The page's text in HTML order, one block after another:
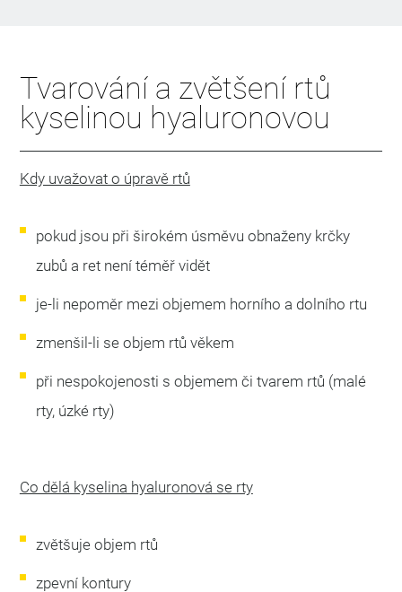
Tvarování a zvětšení rtů
kyselinou hyaluronovou
Kdy uvažovat o úpravě rtů
pokud jsou při širokém úsměvu obnaženy krčky
zubů a ret není téměř vidět
je-li nepoměr mezi objemem horního a dolního rtu
zmenšil-li se objem rtů věkem
při nespokojenosti s objemem či tvarem rtů (malé
rty, úzké rty)
Co dělá kyselina hyaluronová se rty
zvětšuje objem rtů
zpevní kontury